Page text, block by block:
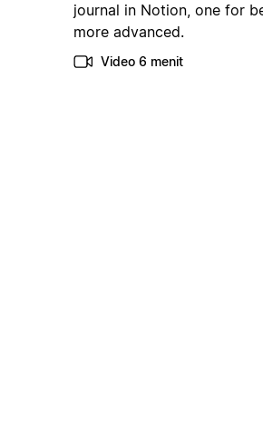
journal in Notion, one for
more advanced.
Video 6 menit